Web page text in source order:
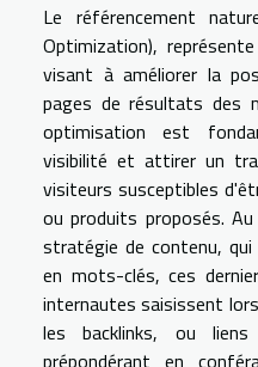
Le référencement
Optimization),
visant à améliorer la
pages de résultats des
optimisation est
visibilité et attirer un
visiteurs susceptibles
ou produits proposés.
stratégie de contenu,
en mots-clés, ces
internautes saisissent
les backlinks, ou
prépondérant en